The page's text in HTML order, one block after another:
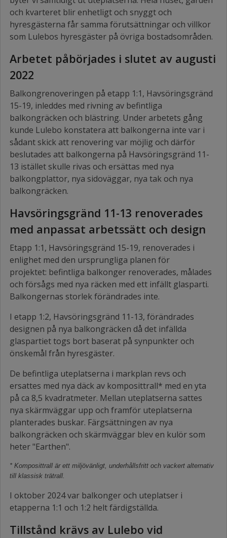
och kvarteret blir enhetligt och snyggt och
hyresgästerna får samma förutsättningar och villkor
som Lulebos hyresgäster på övriga bostadsområden.
Arbetet påbörjades i slutet av augusti
2022
Balkongrenoveringen på etapp 1:1, Havsöringsgränd
15-19, inleddes med rivning av befintliga
balkongräcken och blästring. Under arbetets gång
kunde Lulebo konstatera att balkongerna inte var i
sådant skick att renovering var möjlig och därför
beslutades att balkongerna på Havsöringsgränd 11-
13 istället skulle rivas och ersättas med nya
balkongplattor, nya sidoväggar, nya tak och nya
balkongräcken.
Havsöringsgränd 11-13 renoverades
med anpassat arbetssätt och design
Etapp 1:1, Havsöringsgränd 15-19, renoverades i
enlighet med den ursprungliga planen för
projektet: befintliga balkonger renoverades, målades
och försågs med nya räcken med ett infällt glasparti.
Balkongernas storlek förändrades inte.
I etapp 1:2, Havsöringsgränd 11-13, förändrades
designen på nya balkongräcken då det infällda
glaspartiet togs bort baserat på synpunkter och
önskemål från hyresgäster.
De befintliga uteplatserna i markplan revs och
ersattes med nya däck av komposittrall* med en yta
på ca 8,5 kvadratmeter. Mellan uteplatserna sattes
nya skärmväggar upp och framför uteplatserna
planterades buskar. Färgsättningen av nya
balkongräcken och skärmväggar blev en kulör som
heter "Earthen".
* Komposittrall är ett miljövänligt, underhållsfritt och vackert alternativ
till klassisk trätrall.
I oktober 2024 var balkonger och uteplatser i
etapperna 1:1 och 1:2 helt färdigställda.
Tillstånd krävs av Lulebo vid